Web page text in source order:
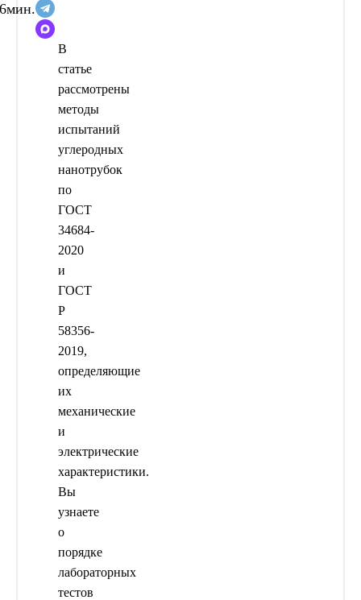
мин.
В
статье
рассмотрены
методы
испытаний
углеродных
нанотрубок
по
ГОСТ
34684-
2020
и
ГОСТ
Р
58356-
2019,
определяющие
их
механические
и
электрические
характеристики.
Вы
узнаете
о
порядке
лабораторных
тестов